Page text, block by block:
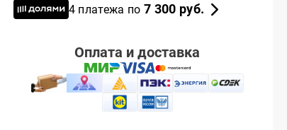
4 платежа по 7 300 руб.
Оплата и доставка